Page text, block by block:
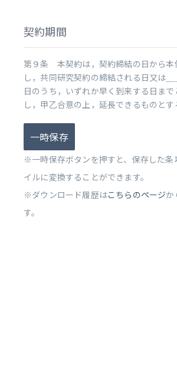
契約期間
第９条 本契約は，契約締結の日から本
し，共同研究契約の締結される日又は
日のうち，いずれか早く到来する日ま
し，甲乙合意の上，延長できるものとす
一時保存
※一時保存ボタンを押すと、保存した条
イルに変換することができます。
※ダウンロード履歴はこちらのページか
す。